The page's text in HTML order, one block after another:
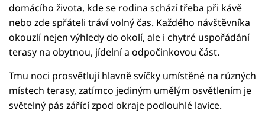
domácího života, kde se rodina schází třeba při kávě
nebo zde spřáteli tráví volný čas. Každého návštěvníka
okouzlí nejen výhledy do okolí, ale i chytré uspořádání
terasy na obytnou, jídelní a odpočinkovou část.
Tmu noci prosvětlují hlavně svíčky umístěné na různých
místech terasy, zatímco jediným umělým osvětlením je
světelný pás zářící zpod okraje podlouhlé lavice.